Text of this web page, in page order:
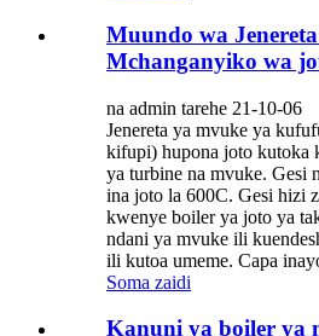
Muundo wa
Mchanganyiko wa
na admin tarehe 21-10-06
Jenereta ya mvuke ya
kifupi) hupona joto kutoka
ya turbine na mvuke. Gesi
ina joto la 600C. Gesi hizi
kwenye boiler ya joto ya
ndani ya mvuke ili
ili kutoa umeme. Capa
Soma zaidi
Kanuni ya boiler ya